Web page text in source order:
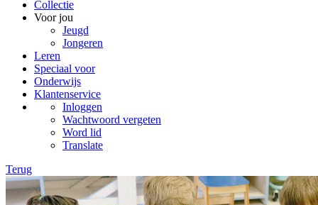
Collectie
Voor jou
Jeugd
Jongeren
Leren
Speciaal voor
Onderwijs
Klantenservice
Inloggen
Wachtwoord vergeten
Word lid
Translate
Terug